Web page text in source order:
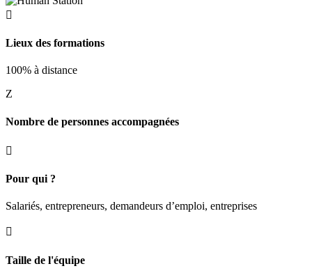

Lieux des formations
100% à distance
Z
Nombre de personnes accompagnées

Pour qui ?
Salariés, entrepreneurs, demandeurs d’emploi, entreprises

Taille de l'équipe